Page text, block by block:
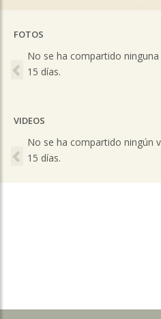
FOTOS
No se ha compartido
15 días.
Previous
VIDEOS
No se ha compartido ningún
15 días.
Previous